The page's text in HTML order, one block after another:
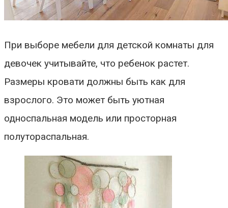
При выборе мебели для детской комнаты для
девочек учитывайте, что ребенок растет.
Размеры кровати должны быть как для
взрослого. Это может быть уютная
односпальная модель или просторная
полутораспальная.